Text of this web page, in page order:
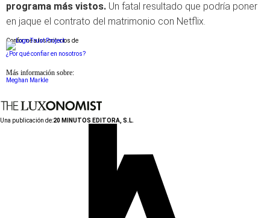
programa más vistos. Un fatal resultado que podría poner
en jaque el contrato del matrimonio con Netflix.
Conforme a los criterios de
¿Por qué confiar en nosotros?
Más información sobre:
Meghan Markle
Una publicación de:20 MINUTOS EDITORA, S.L.